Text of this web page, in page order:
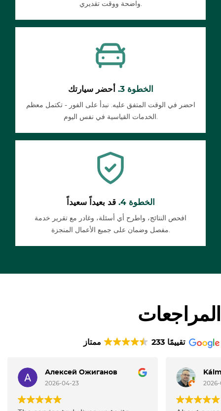
واضحة ووقت تقديري.
الخطوة 3. أحضر سيارتك
احضر في الوقت المتفق عليه. نبدأ على الفور - تكتمل معظم
الخدمات القياسية في نفس اليوم.
الخطوة 4. قد بعيداً سعيداً
افحص النتائج، واطرح أي أسئلة، وغادر مع تقرير خدمة
مفصل وضمان على جميع الأعمال المنجزة.
المراجعات
ممتاز 233 تقييمًا
Алексей Ожиганов
2026-04-23